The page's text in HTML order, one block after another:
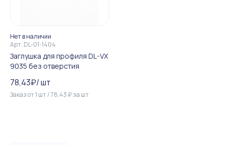
Нет в наличии
Арт. DL-01-1404
Заглушка для профиля DL-VX
9035 без отверстия
78,43₽/шт
Заказ от1 шт/78,43 ₽за шт